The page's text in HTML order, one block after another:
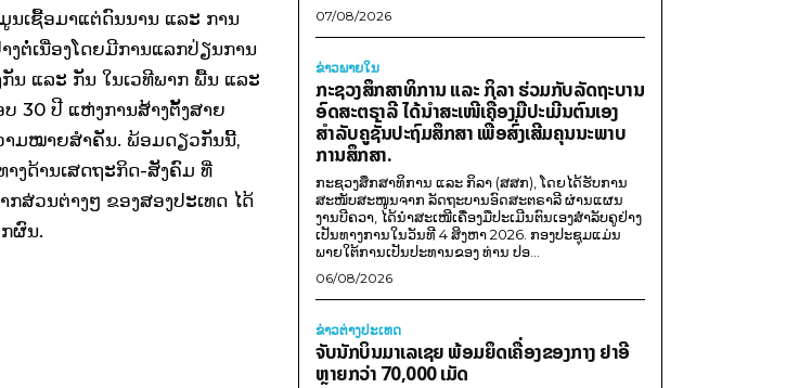
ນເຊື້ອມາແຕ່ດົນນານ ແລະ ການ
ຕໍ່ເນື່ອງໂດຍມີການແລກປ່ຽນການ
ແລະ ກັນ ໃນເວທີພາກ ພື້ນ ແລະ
30 ປີ ແຫ່ງການສ້າງຕັ້ງສາຍ
ມໝາຍສໍາຄັນ. ພ້ອມ​ດຽວ​ກັນ​ນີ້,
ງ​ດ້ານ​ເສດ​ຖະ​ກິດ-ສັງ​ຄົມ ທີ່​​
ສ່ວນ​ຕ່າງໆ​ ຂອງ​ສອງ​ປະ​ເທດ ​ໄດ້
ຜົນ.
07/08/2026
ຂ່າວພາຍ​ໃນ
ກະຊວງສຶກສາທິການ ແລະ ກິລາ ຮ່ວມກັບລັດຖະບານ
ອົດສະຕຣາລີ ໄດ້ນຳສະເໜີເຄື່ອງມືປະເມີນຕົນເອງ
ສຳລັບຄູຊັ້ນປະຖົມສຶກສາ ເພື່ອສົ່ງເສີມຄຸນນະພາບ
ການສຶກສາ.
ກະຊວງສຶກສາທິການ ແລະ ກິລາ (ສສກ), ໂດຍໄດ້ຮັບການ
ສະໜັບສະໜູນຈາກ ລັດຖະບານອົດສະຕຣາລີ ຜ່ານແຜນ
ງານບີຄວາ, ໄດ້ນຳສະເໜີເຄື່ອງມືປະເມີນຕົນເອງສຳລັບຄູຢ່າງ
ເປັນທາງການໃນວັນທີ 4 ສິງຫາ 2026. ກອງປະຊຸມແມ່ນ
ພາຍໃຕ້ການເປັນປະທານຂອງ ທ່ານ ປອ...
06/08/2026
ຂ່າວຕ່າງປະເທດ
ຈັບນັກບິນມາເລເຊຍ ພ້ອມຍຶດເຄື່ອງຂອງກາງ ຢາອີ
ຫຼາຍກວ່າ 70,000 ເມັດ